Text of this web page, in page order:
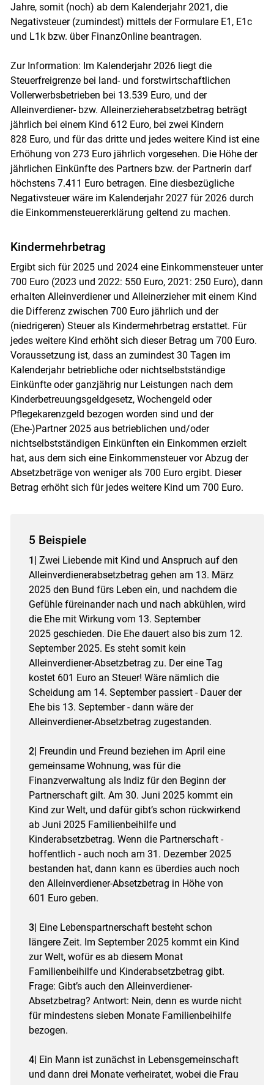
Jahre, somit (noch) ab dem Kalenderjahr 2021, die
Negativsteuer (zumindest) mittels der Formulare E1, E1c
und L1k bzw. über FinanzOnline beantragen.
Zur Information: Im Kalenderjahr 2026 liegt die
Steuerfreigrenze bei land- und forstwirtschaftlichen
Vollerwerbsbetrieben bei 13.539 Euro, und der
Alleinverdiener- bzw. Alleinerzieherabsetzbetrag beträgt
jährlich bei einem Kind 612 Euro, bei zwei Kindern
828 Euro, und für das dritte und jedes weitere Kind ist eine
Erhöhung von 273 Euro jährlich vorgesehen. Die Höhe der
jährlichen Einkünfte des Partners bzw. der Partnerin darf
höchstens 7.411 Euro betragen. Eine diesbezügliche
Negativsteuer wäre im Kalenderjahr 2027 für 2026 durch
die Einkommensteuererklärung geltend zu ­machen.
Kindermehrbetrag
Ergibt sich für 2025 und 2024 eine Einkommensteuer unter
700 Euro (2023 und 2022: 550 Euro, 2021: 250 Euro), dann
erhalten Alleinverdiener und Alleinerzieher mit einem Kind
die Differenz zwischen 700 Euro jährlich und der
(niedrigeren) Steuer als Kindermehrbetrag erstattet. Für
jedes weitere Kind erhöht sich dieser Betrag um 700 Euro.
Voraussetzung ist, dass an zumindest 30 Tagen im
Kalenderjahr betriebliche oder nichtselbstständige
Einkünfte oder ganzjährig nur Leistungen nach dem
Kinderbetreuungsgeldgesetz, Wochengeld oder
Pflegekarenzgeld bezogen worden sind und der
(Ehe-)Partner 2025 aus betrieblichen und/​oder
nichtselbstständigen Einkünften ein Einkommen erzielt
hat, aus dem sich eine Einkommensteuer vor Abzug der
Absetzbeträge von weniger als 700 Euro ergibt. Dieser
Betrag erhöht sich für jedes weitere Kind um 700 Euro.
5 Beispiele
1| Zwei Liebende mit Kind und Anspruch auf den
Alleinverdienerabsetzbetrag gehen am 13. März
2025 den Bund fürs Leben ein, und nachdem die
Gefühle für­einander nach und nach abkühlen, wird
die Ehe mit Wirkung vom 13. September
2025 geschieden. Die Ehe dauert also bis zum 12.
September 2025. Es steht somit kein
Alleinverdiener-Absetzbetrag zu. Der eine Tag
kostet 601 Euro an Steuer! Wäre nämlich die
Scheidung am 14. September passiert - Dauer der
Ehe bis 13. September - dann wäre der
Alleinverdiener-Absetzbetrag zugestanden.
2| Freundin und Freund beziehen im April eine
gemeinsame Wohnung, was für die
Finanzverwaltung als Indiz für den Beginn der
Partnerschaft gilt. Am 30. Juni 2025 kommt ein
Kind zur Welt, und dafür gibt’s schon rückwirkend
ab Juni 2025 Familienbeihilfe und
Kinderabsetzbetrag. Wenn die Partnerschaft -
hoffentlich - auch noch am 31. Dezember 2025
bestanden hat, dann kann es überdies auch noch
den Alleinverdiener-Absetzbetrag in Höhe von
601 Euro geben.
3| Eine Lebenspartnerschaft besteht schon
längere Zeit. Im September 2025 kommt ein Kind
zur Welt, wofür es ab diesem Monat
Familienbeihilfe und Kinderabsetzbetrag gibt.
Frage: Gibt’s auch den Alleinverdiener-
Absetzbetrag? Antwort: Nein, denn es wurde nicht
für mindestens sieben Monate Familienbeihilfe
bezogen.
4| Ein Mann ist zunächst in Lebensgemeinschaft
und dann drei Monate verheiratet, wobei die Frau